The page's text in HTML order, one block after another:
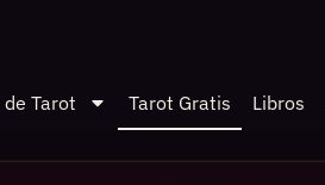
Tarot Tarot Gratis Libros